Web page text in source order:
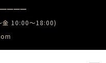
10:00〜18:00)